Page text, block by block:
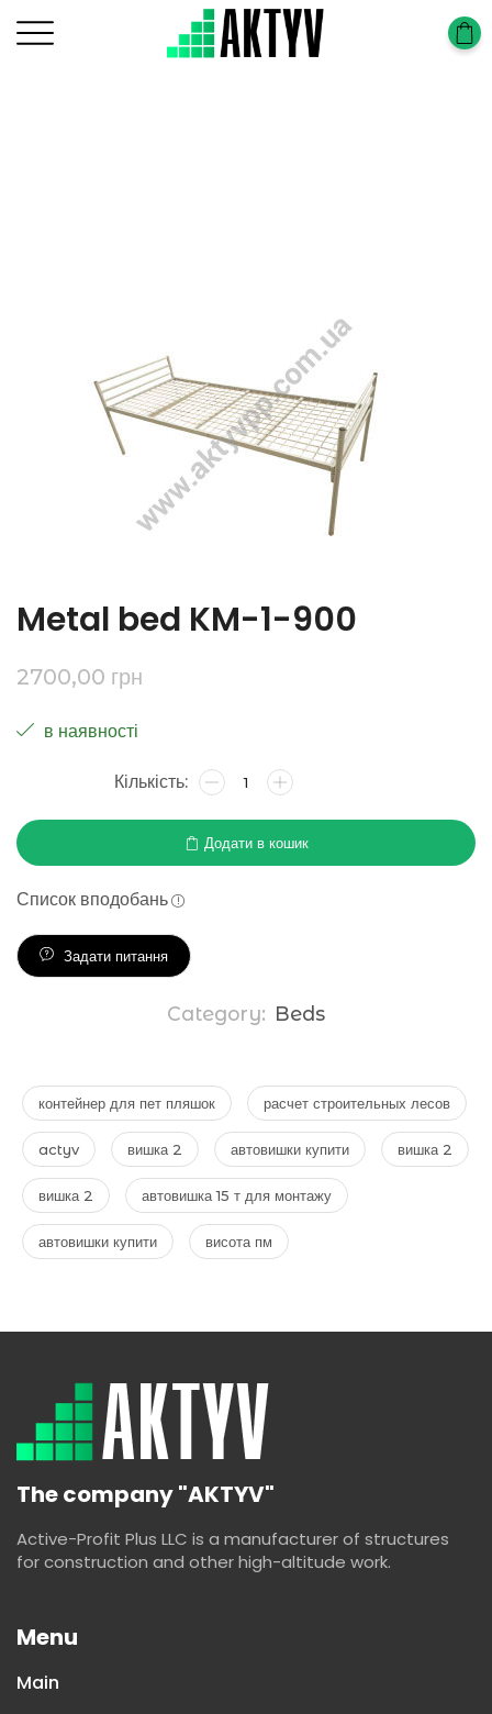
Metal bed KM-1-900
2700,00 грн
в наявності
Додати в кошик
Список вподобань
Задати питання
Category: Beds
контейнер для пет пляшок расчет строительных лесов
actyv вишка 2 автовишки купити вишка 2
вишка 2 автовишка 15 т для монтажу
автовишки купити висота пм
The company "AKTYV"
Active-Profit Plus LLC is a manufacturer of structures
for construction and other high-altitude work.
Menu
Main